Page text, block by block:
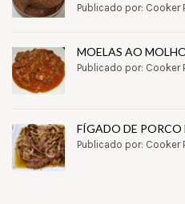
Publicado por: Cooker
MOELAS AO
Publicado por: Cooker
FÍGADO DE PORCO
Publicado por: Cooker